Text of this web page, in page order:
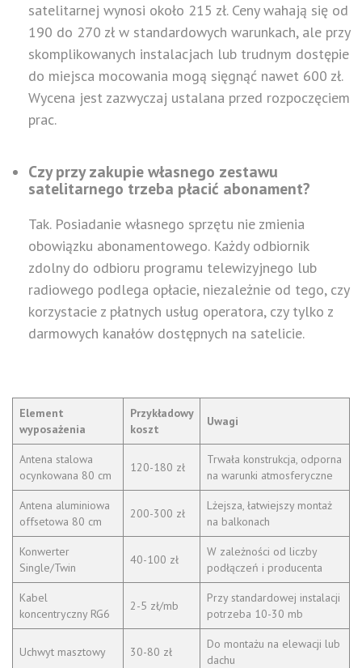
satelitarnej wynosi około 215 zł. Ceny wahają się od
190 do 270 zł w standardowych warunkach, ale przy
skomplikowanych instalacjach lub trudnym dostępie
do miejsca mocowania mogą sięgnąć nawet 600 zł.
Wycena jest zazwyczaj ustalana przed rozpoczęciem
prac.
Czy przy zakupie własnego zestawu
satelitarnego trzeba płacić abonament?
Tak. Posiadanie własnego sprzętu nie zmienia
obowiązku abonamentowego. Każdy odbiornik
zdolny do odbioru programu telewizyjnego lub
radiowego podlega opłacie, niezależnie od tego, czy
korzystacie z płatnych usług operatora, czy tylko z
darmowych kanałów dostępnych na satelicie.
Element
wyposażenia
Przykładowy
koszt
Uwagi
Antena stalowa
ocynkowana 80 cm
120-180 zł
Trwała konstrukcja, odporna
na warunki atmosferyczne
Antena aluminiowa
offsetowa 80 cm
200-300 zł
Lżejsza, łatwiejszy montaż
na balkonach
Konwerter
Single/Twin
40-100 zł
W zależności od liczby
podłączeń i producenta
Kabel
koncentryczny RG6
2-5 zł/mb
Przy standardowej instalacji
potrzeba 10-30 mb
Uchwyt masztowy 30-80 zł
Do montażu na elewacji lub
dachu